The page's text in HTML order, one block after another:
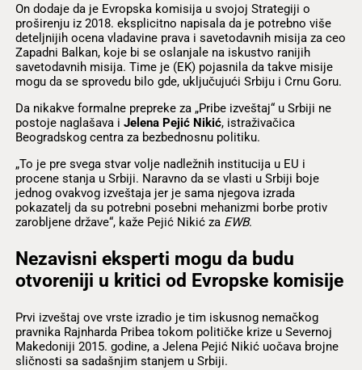
On dodaje da je Evropska komisija u svojoj Strategiji o
proširenju iz 2018. eksplicitno napisala da je potrebno više
deteljnijih ocena vladavine prava i savetodavnih misija za ceo
Zapadni Balkan, koje bi se oslanjale na iskustvo ranijih
savetodavnih misija. Time je (EK) pojasnila da takve misije
mogu da se sprovedu bilo gde, uključujući Srbiju i Crnu Goru.
Da nikakve formalne prepreke za „Pribe izveštaj“ u Srbiji ne
postoje naglašava i Jelena Pejić Nikić, istraživačica
Beogradskog centra za bezbednosnu politiku.
„To je pre svega stvar volje nadležnih institucija u EU i
procene stanja u Srbiji. Naravno da se vlasti u Srbiji boje
jednog ovakvog izveštaja jer je sama njegova izrada
pokazatelj da su potrebni posebni mehanizmi borbe protiv
zarobljene države“, kaže Pejić Nikić za EWB.
Nezavisni eksperti mogu da budu
otvoreniji u kritici od Evropske komisije
Prvi izveštaj ove vrste izradio je tim iskusnog nemačkog
pravnika Rajnharda Pribea tokom političke krize u Severnoj
Makedoniji 2015. godine, a Jelena Pejić Nikić uočava brojne
sličnosti sa sadašnjim stanjem u Srbiji.